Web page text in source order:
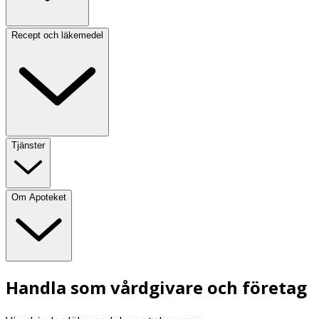
Recept och läkemedel
Tjänster
Om Apoteket
Handla som vårdgivare och företag